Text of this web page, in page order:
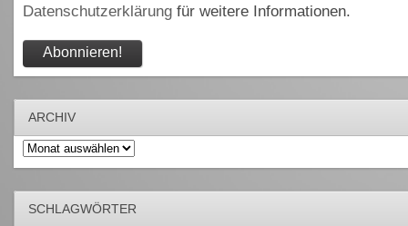
Datenschutzerklärungfür weitere Informationen.
ARCHIV
Archiv
SCHLAGWÖRTER